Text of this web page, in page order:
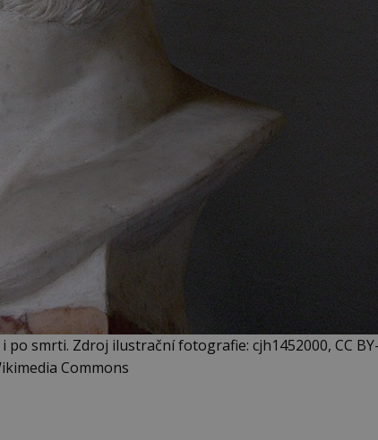
smrti. Zdroj ilustrační fotografie: cjh1452000, CC BY-
Commons